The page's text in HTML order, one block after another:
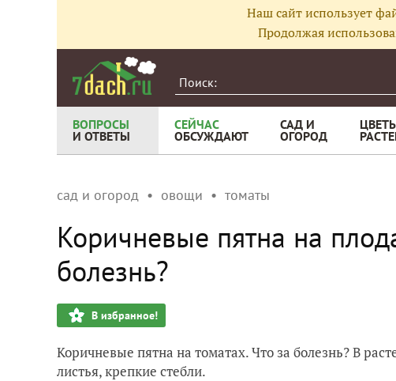
Наш сайт использует
Продолжая
ВОПРОСЫ
И ОТВЕТЫ
СЕЙЧАС
ОБСУЖДАЮТ
САД И
ОГОРОД
сад и огород овощи томаты
Коричневые пятна на
болезнь?
В избранное!
Коричневые пятна на томатах. Что за болезнь? В
листья, крепкие стебли.